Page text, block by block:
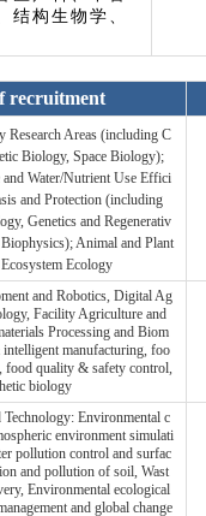
结构生物学、
recruitment
Areas (including C
Biology, Space Biology);
Water/Nutrient Use Effici
and Protection (including
Genetics and Regenerativ
Animal and Plant
Ecology
and Robotics, Digital Ag
Facility Agriculture and
Processing and Biom
manufacturing, foo
food quality & safety control,
biology
Technology: Environmental c
environment simulati
pollution control and surfac
and pollution of soil, Wast
Environmental ecological
and global change